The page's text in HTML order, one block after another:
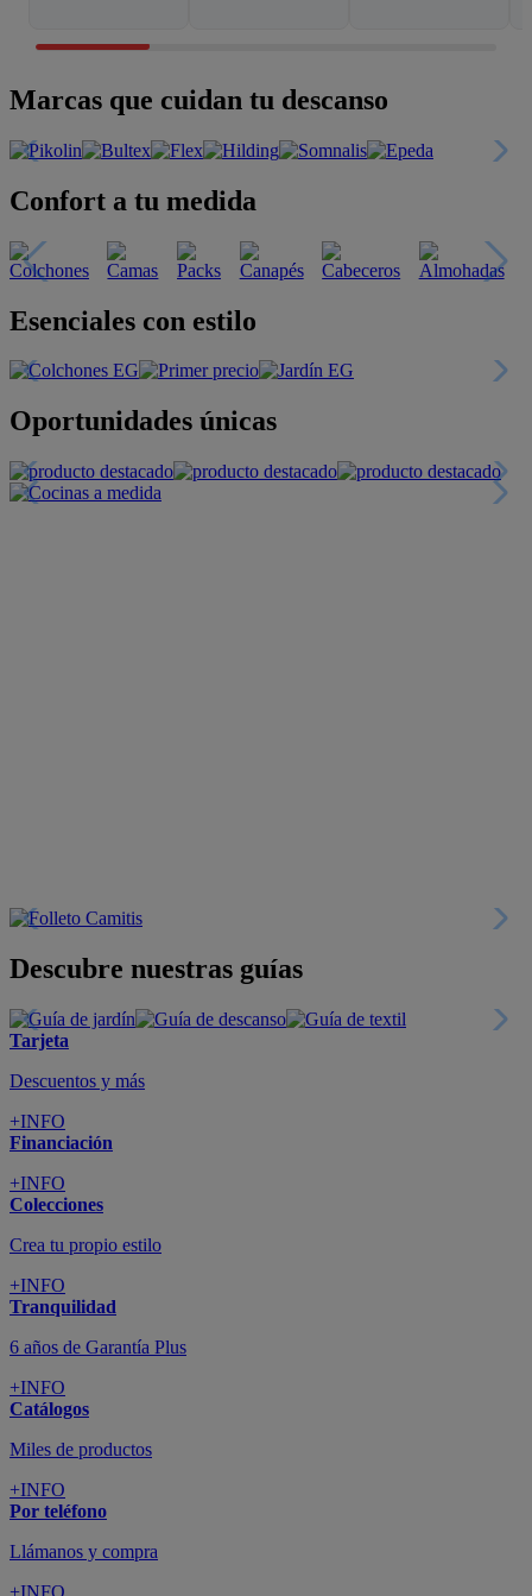
Marcas que cuidan tu descanso
Confort a tu medida
Esenciales con estilo
Oportunidades únicas
Descubre nuestras guías
Tarjeta
Descuentos y más
+INFO
Financiación
+INFO
Colecciones
Crea tu propio estilo
+INFO
Tranquilidad
6 años de Garantía Plus
+INFO
Catálogos
Miles de productos
+INFO
Por teléfono
Llámanos y compra
+INFO